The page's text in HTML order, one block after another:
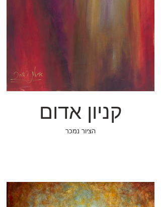
קניון אדום
הציור נמכר